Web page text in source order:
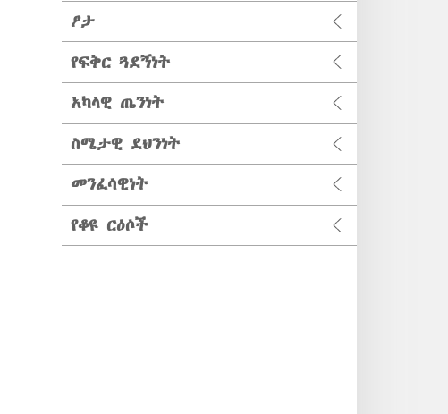
ፆታ
የፍቅር ጓደኝነት
አካላዊ ጤንነት
ስሜታዊ ደህንነት
መንፈሳዊነት
የቆዩ ርዕሶች